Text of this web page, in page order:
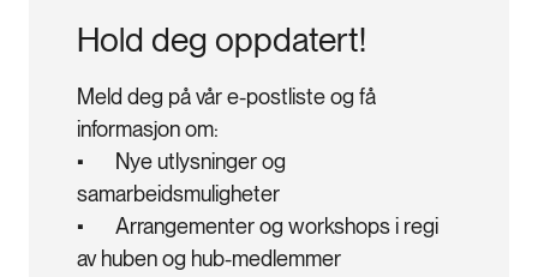
Hold deg oppdatert!
Meld deg på vår e-postliste og få
informasjon om:
•	Nye utlysninger og
samarbeidsmuligheter
•	Arrangementer og workshops i regi
av huben og hub-medlemmer